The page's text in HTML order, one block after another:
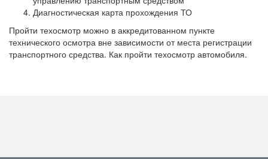
Диагностическая карта прохождения ТО
Пройти техосмотр можно в аккредитованном пункте
технического осмотра вне зависимости от места регистрации
транспортного средства. Как пройти техосмотр автомобиля.